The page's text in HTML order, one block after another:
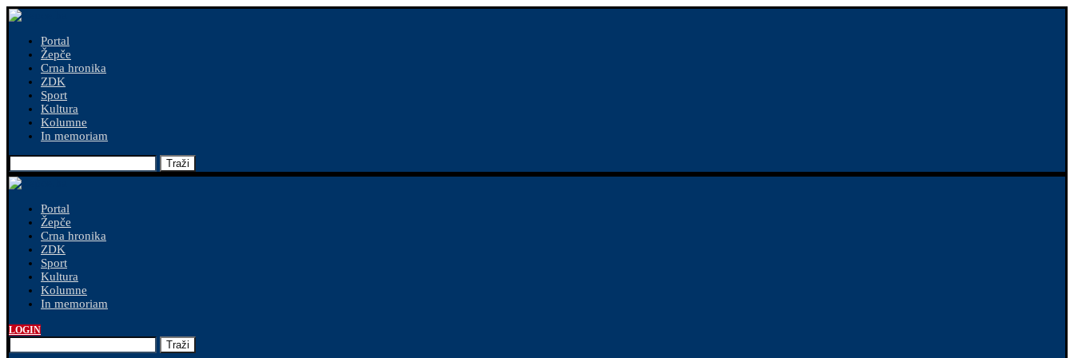
Portal
Žepče
Crna hronika
ZDK
Sport
Kultura
Kolumne
In memoriam
Traži
Portal
Žepče
Crna hronika
ZDK
Sport
Kultura
Kolumne
In memoriam
LOGIN
Traži